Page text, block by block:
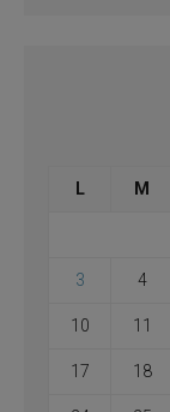
L M
3 4
10 11
17 18